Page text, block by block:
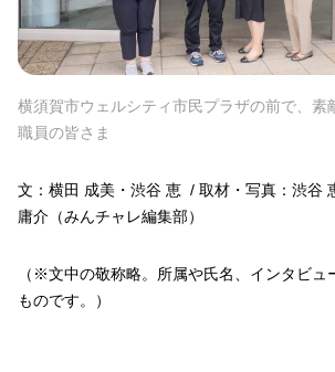
横須賀市ウェルシティ市民プラザの前で、素
職員の皆さま
文：横田 成美・渋谷 恵 / 取材・写真：渋谷
庸介（みんチャレ編集部）
（※文中の敬称略。所属や氏名、インタビュ
ものです。）